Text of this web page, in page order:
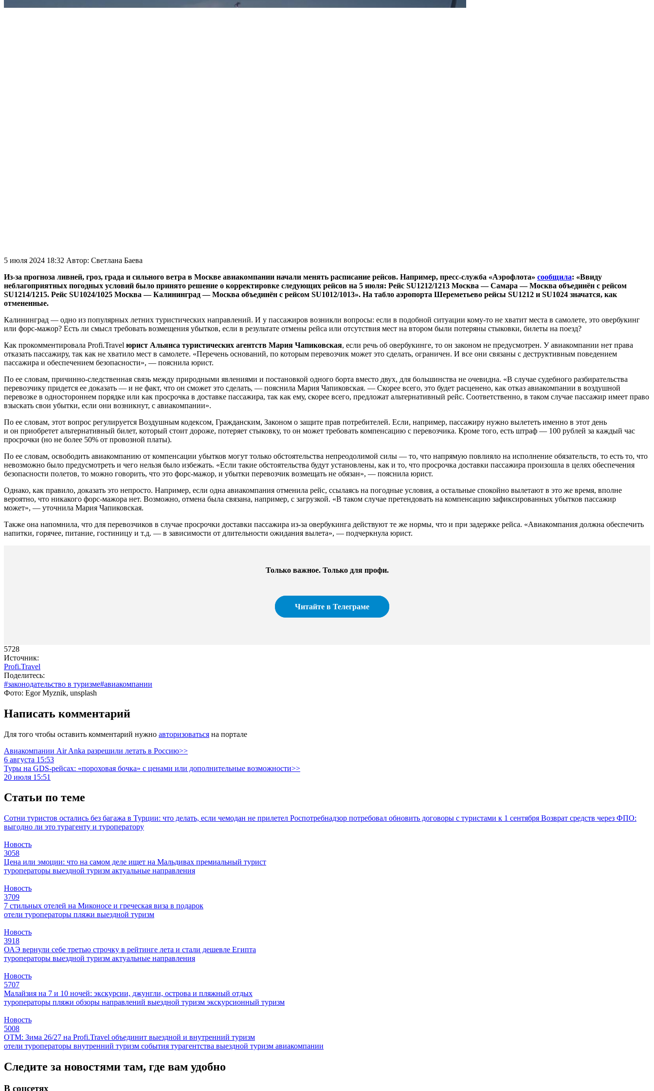
5 июля 2024 18:32 Автор: Светлана Баева
Из-за прогноза ливней, гроз, града и сильного ветра в Москве авиакомпании начали менять расписание рейсов. Например, пресс-служба «Аэрофлота» сообщила: «Ввиду
неблагоприятных погодных условий было принято решение о корректировке следующих рейсов на 5 июля: Рейс SU1212/1213 Москва — Самара — Москва объединён с рейсом
SU1214/1215. Рейс SU1024/1025 Москва — Калининград — Москва объединён с рейсом SU1012/1013». На табло аэропорта Шереметьево рейсы SU1212 и SU1024 значатся, как
отмененные.
Калининград — одно из популярных летних туристических направлений. И у пассажиров возникли вопросы: если в подобной ситуации кому-то не хватит места в самолете, это овербукинг
или форс-мажор? Есть ли смысл требовать возмещения убытков, если в результате отмены рейса или отсутствия мест на втором были потеряны стыковки, билеты на поезд?
Как прокомментировала Profi.Travel юрист Альянса туристических агентств Мария Чапиковская, если речь об овербукинге, то он законом не предусмотрен. У авиакомпании нет права
отказать пассажиру, так как не хватило мест в самолете. «Перечень оснований, по которым перевозчик может это сделать, ограничен. И все они связаны с деструктивным поведением
пассажира и обеспечением безопасности», — пояснила юрист.
По ее словам, причинно-следственная связь между природными явлениями и постановкой одного борта вместо двух, для большинства не очевидна. «В случае судебного разбирательства
перевозчику придется ее доказать — и не факт, что он сможет это сделать, — пояснила Мария Чапиковская. — Скорее всего, это будет расценено, как отказ авиакомпании в воздушной
перевозке в одностороннем порядке или как просрочка в доставке пассажира, так как ему, скорее всего, предложат альтернативный рейс. Соответственно, в таком случае пассажир имеет право
взыскать свои убытки, если они возникнут, с авиакомпании».
По ее словам, этот вопрос регулируется Воздушным кодексом, Гражданским, Законом о защите прав потребителей. Если, например, пассажиру нужно вылететь именно в этот день
и он приобретет альтернативный билет, который стоит дороже, потеряет стыковку, то он может требовать компенсацию с перевозчика. Кроме того, есть штраф — 100 рублей за каждый час
просрочки (но не более 50% от провозной платы).
По ее словам, освободить авиакомпанию от компенсации убытков могут только обстоятельства непреодолимой силы — то, что напрямую повлияло на исполнение обязательств, то есть то, что
невозможно было предусмотреть и чего нельзя было избежать. «Если такие обстоятельства будут установлены, как и то, что просрочка доставки пассажира произошла в целях обеспечения
безопасности полетов, то можно говорить, что это форс-мажор, и убытки перевозчик возмещать не обязан», — пояснила юрист.
Однако, как правило, доказать это непросто. Например, если одна авиакомпания отменила рейс, ссылаясь на погодные условия, а остальные спокойно вылетают в это же время, вполне
вероятно, что никакого форс-мажора нет. Возможно, отмена была связана, например, с загрузкой. «В таком случае претендовать на компенсацию зафиксированных убытков пассажир
может», — уточнила Мария Чапиковская.
Также она напомнила, что для перевозчиков в случае просрочки доставки пассажира из-за овербукинга действуют те же нормы, что и при задержке рейса. «Авиакомпания должна обеспечить
напитки, горячее, питание, гостиницу и т.д. — в зависимости от длительности ожидания вылета», — подчеркнула юрист.
Только важное. Только для профи.​
Читайте в Телеграме
5728
Источник:
Profi.Travel
Поделитесь:
#законодательство в туризме#авиакомпании
Фото: Egor Myznik, unsplash
Написать комментарий
Для того чтобы оставить комментарий нужно авторизоваться на портале
Авиакомпании Air Anka разрешили летать в Россию>>
6 августа 15:53
Туры на GDS-рейсах: «пороховая бочка» с ценами или дополнительные возможности>>
20 июля 15:51
Статьи по теме
Сотни туристов остались без багажа в Турции: что делать, если чемодан не прилетел Роспотребнадзор потребовал обновить договоры с туристами к 1 сентября Возврат средств через ФПО:
выгодно ли это турагенту и туроператору
Новость
3058
Цена или эмоции: что на самом деле ищет на Мальдивах премиальный турист
туроператоры выездной туризм актуальные направления
Новость
3709
7 стильных отелей на Миконосе и греческая виза в подарок
отели туроператоры пляжи выездной туризм
Новость
3918
ОАЭ вернули себе третью строчку в рейтинге лета и стали дешевле Египта
туроператоры выездной туризм актуальные направления
Новость
5707
Малайзия на 7 и 10 ночей: экскурсии, джунгли, острова и пляжный отдых
туроператоры пляжи обзоры направлений выездной туризм экскурсионный туризм
Новость
5008
ОТМ: Зима 26/27 на Profi.Travel объединит выездной и внутренний туризм
отели туроператоры внутренний туризм события турагентства выездной туризм авиакомпании
Следите за новостями там, где вам удобно
В соцсетях